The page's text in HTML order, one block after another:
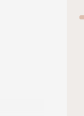
，透過
創階段
個人都